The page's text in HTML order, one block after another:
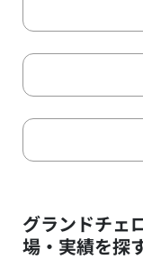
グランドチェ
場・実績を探